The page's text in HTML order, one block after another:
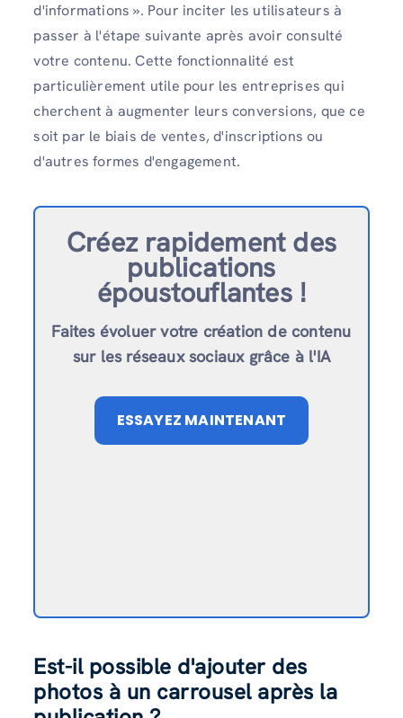
d'informations ». Pour inciter les utilisateurs à
passer à l'étape suivante après avoir consulté
votre contenu. Cette fonctionnalité est
particulièrement utile pour les entreprises qui
cherchent à augmenter leurs conversions, que ce
soit par le biais de ventes, d'inscriptions ou
d'autres formes d'engagement.
Créez rapidement des
publications
époustouflantes !
Faites évoluer votre création de contenu
sur les réseaux sociaux grâce à l'IA
ESSAYEZ MAINTENANT
Est-il possible d'ajouter des
photos à un carrousel après la